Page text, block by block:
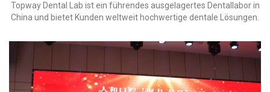
Topway Dental Lab ist ein führendes ausgelagertes Dentallabor in
China und bietet Kunden weltweit hochwertige dentale Lösungen.